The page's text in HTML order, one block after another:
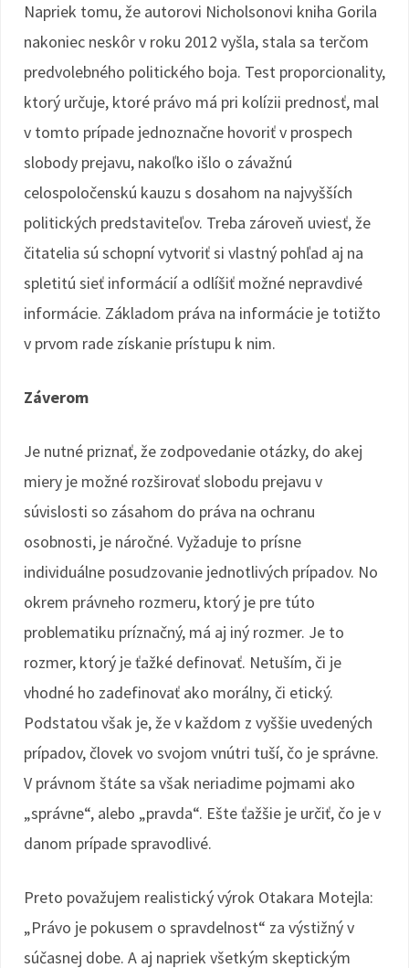
Napriek tomu, že autorovi Nicholsonovi kniha Gorila
nakoniec neskôr v roku 2012 vyšla, stala sa terčom
predvolebného politického boja. Test proporcionality,
ktorý určuje, ktoré právo má pri kolízii prednosť, mal
v tomto prípade jednoznačne hovoriť v prospech
slobody prejavu, nakoľko išlo o závažnú
celospoločenskú kauzu s dosahom na najvyšších
politických predstaviteľov. Treba zároveň uviesť, že
čitatelia sú schopní vytvoriť si vlastný pohľad aj na
spletitú sieť informácií a odlíšiť možné nepravdivé
informácie. Základom práva na informácie je totižto
v prvom rade získanie prístupu k nim.
Záverom
Je nutné priznať, že zodpovedanie otázky, do akej
miery je možné rozširovať slobodu prejavu v
súvislosti so zásahom do práva na ochranu
osobnosti, je náročné. Vyžaduje to prísne
individuálne posudzovanie jednotlivých prípadov. No
okrem právneho rozmeru, ktorý je pre túto
problematiku príznačný, má aj iný rozmer. Je to
rozmer, ktorý je ťažké definovať. Netuším, či je
vhodné ho zadefinovať ako morálny, či etický.
Podstatou však je, že v každom z vyššie uvedených
prípadov, človek vo svojom vnútri tuší, čo je správne.
V právnom štáte sa však neriadime pojmami ako
„správne“, alebo „pravda“. Ešte ťažšie je určiť, čo je v
danom prípade spravodlivé.
Preto považujem realistický výrok Otakara Motejla:
„Právo je pokusem o spravdelnost“ za výstižný v
súčasnej dobe. A aj napriek všetkým skeptickým